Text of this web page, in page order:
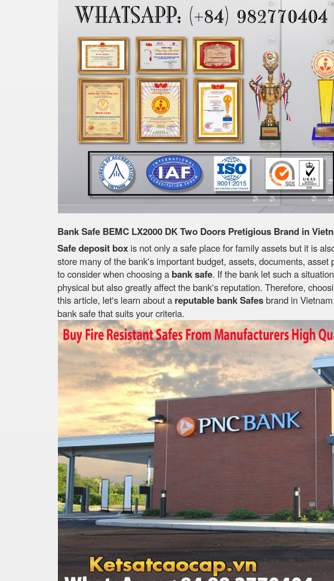
Bank Safe BEMC LX2000 DK Two Doors Pretigious Brand in
Safe deposit box is not only a safe place for family assets but it is
store many of the bank's important budget, assets, documents,
to consider when choosing a bank safe. If the bank let such a
physical but also greatly affect the bank's reputation. Therefore,
this article, let's learn about a reputable bank Safes brand in
bank safe that suits your criteria.